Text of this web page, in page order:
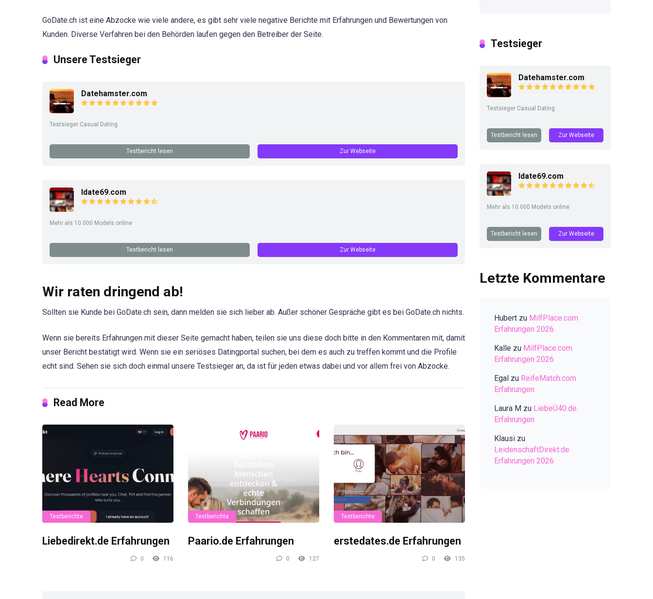
GoDate.ch ist eine Abzocke wie viele andere, es gibt sehr viele negative Berichte mit Erfahrungen und Bewertungen von
Kunden. Diverse Verfahren bei den Behörden laufen gegen den Betreiber der Seite.
Unsere Testsieger
Datehamster.com
Testsieger Casual Dating
Testbericht lesen Zur Webseite
Idate69.com
Mehr als 10.000 Models online
Testbericht lesen Zur Webseite
Wir raten dringend ab!
Sollten sie Kunde bei GoDate.ch sein, dann melden sie sich lieber ab. Außer schöner Gespräche gibt es bei GoDate.ch nichts.
Wenn sie bereits Erfahrungen mit dieser Seite gemacht haben, teilen sie uns diese doch bitte in den Kommentaren mit, damit
unser Bericht bestätigt wird. Wenn sie ein seriöses Datingportal suchen, bei dem es auch zu treffen kommt und die Profile
echt sind. Sehen sie sich doch einmal unsere Testsieger an, da ist für jeden etwas dabei und vor allem frei von Abzocke.
Read More
Testberichte
Liebedirekt.de Erfahrungen
0 116
Testberichte
Paario.de Erfahrungen
0 127
Testberichte
erstedates.de Erfahrungen
0 135
Testsieger
Datehamster.com
Testsieger Casual Dating
Testbericht lesen Zur Webseite
Idate69.com
Mehr als 10.000 Models online
Testbericht lesen Zur Webseite
Letzte Kommentare
Hubert zu MilfPlace.com
Erfahrungen 2026
Kalle zu MilfPlace.com
Erfahrungen 2026
Egal zu ReifeMatch.com
Erfahrungen
Laura M zu LiebeÜ40.de
Erfahrungen
Klausi zu
LeidenschaftDirekt.de
Erfahrungen 2026